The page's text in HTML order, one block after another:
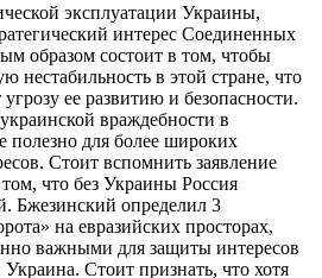
эксплуатации Украины,
интерес Соединенных
образом состоит в том, чтобы
нестабильность в этой стране, что
ее развитию и безопасности.
враждебности в
полезно для более широких
Стоит вспомнить заявление
что без Украины Россия
Бжезинский определил 3
на евразийских просторах,
важными для защиты интересов
Стоит признать, что хотя